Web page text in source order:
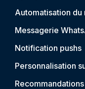
Automatisation
Messagerie
Notification pushs
Personnalisation